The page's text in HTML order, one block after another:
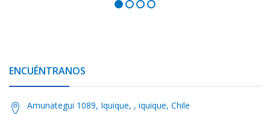
ENCUÉNTRANOS
Amunategui 1089, Iquique, , iquique, Chile